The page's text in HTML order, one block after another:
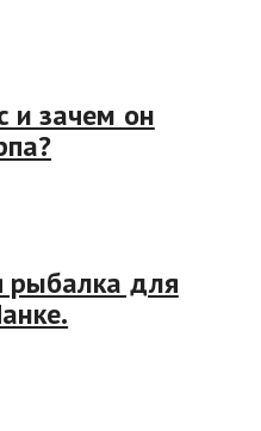
и зачем он
рыбалка для